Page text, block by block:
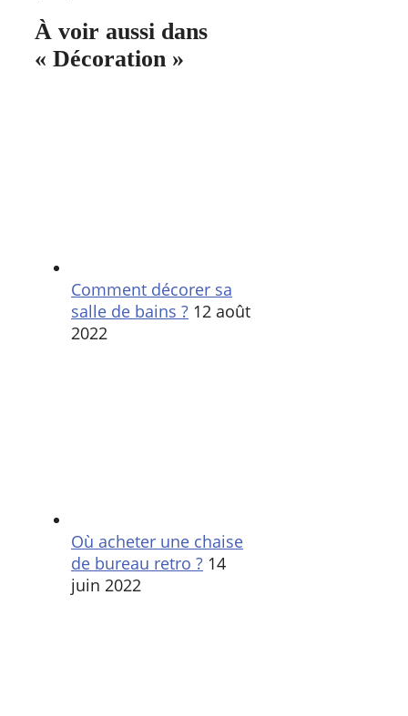
À voir aussi dans
« Décoration »
Comment décorer sa
salle de bains ? 12 août
2022
Où acheter une chaise
de bureau retro ? 14
juin 2022